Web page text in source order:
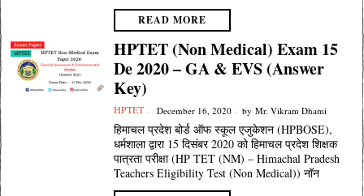
READ MORE
HPTET (Non Medical) Exam 15
De 2020 – GA & EVS (Answer
Key)
HPTET December 16, 2020 by Mr. Vikram Dhami
हिमाचल प्रदेश बोर्ड ऑफ स्कूल एजुकेशन (HPBOSE),
धर्मशाला द्वारा 15 दिसंबर 2020 को हिमाचल प्रदेश शिक्षक
पात्रता परीक्षा (HP TET (NM) – Himachal Pradesh
Teachers Eligibility Test (Non Medical)) नॉन